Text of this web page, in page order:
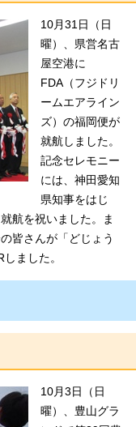
10月31日（日
曜）、県営名古
屋空港に
FDA（フジドリ
ームエアライン
ズ）の福岡便が
就航しました。
記念セレモニー
には、神田愛知
県知事をはじ
航を祝いました。ま
皆さんが「どじょう
ました。
10月3日（日
曜）、豊山グラ